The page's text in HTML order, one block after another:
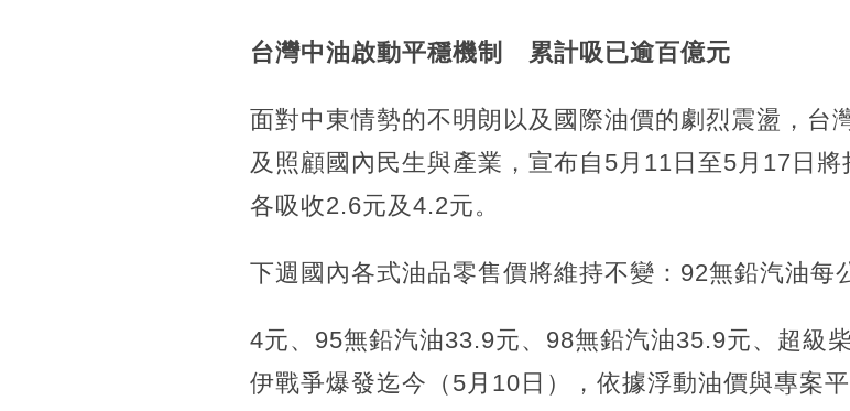
台灣中油啟動平穩機制 累計吸已逾百億元
面對中東情勢的不明朗以及國際油價的劇烈震盪，台
及照顧國內民生與產業，宣布自5月11日至5月17日
各吸收2.6元及4.2元。
下週國內各式油品零售價將維持不變：92無鉛汽油每
4元、95無鉛汽油33.9元、98無鉛汽油35.9元、超級
伊戰爭爆發迄今（5月10日），依據浮動油價與專案